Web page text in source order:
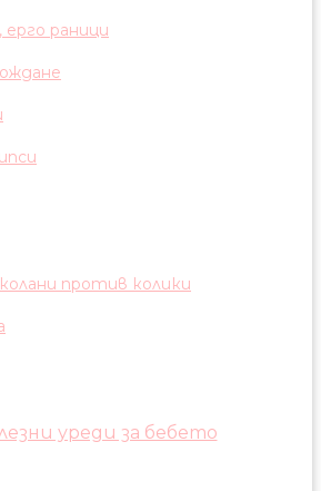
ерго раници
против колики
уреди за бебето